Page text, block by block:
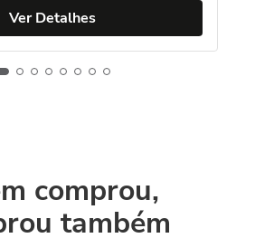
Ver Detalhes
comprou,
também